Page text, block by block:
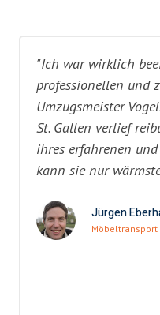
"Ich war wirklich
professionellen und
Umzugsmeister
St. Gallen verlief
ihres erfahrenen
kann sie nur
Jürgen
Möbeltransport